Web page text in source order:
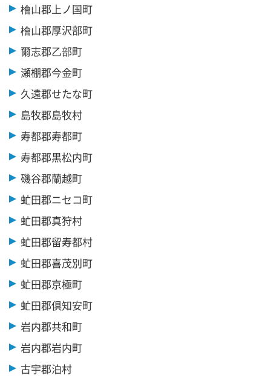
檜山郡上ノ国町
檜山郡厚沢部町
爾志郡乙部町
瀬棚郡今金町
久遠郡せたな町
島牧郡島牧村
寿都郡寿都町
寿都郡黒松内町
磯谷郡蘭越町
虻田郡ニセコ町
虻田郡真狩村
虻田郡留寿都村
虻田郡喜茂別町
虻田郡京極町
虻田郡倶知安町
岩内郡共和町
岩内郡岩内町
古宇郡泊村